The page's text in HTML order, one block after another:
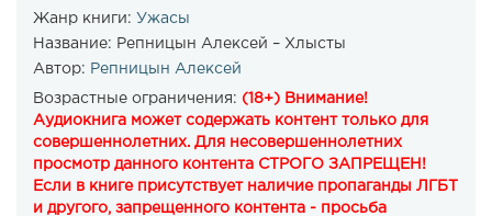
Жанр книги: Ужасы
Название: Репницын Алексей – Хлысты
Автор: Репницын Алексей
Возрастные ограничения: (18+) Внимание!
Аудиокнига может содержать контент только для
совершеннолетних. Для несовершеннолетних
просмотр данного контента СТРОГО ЗАПРЕЩЕН!
Если в книге присутствует наличие пропаганды ЛГБТ
и другого, запрещенного контента - просьба